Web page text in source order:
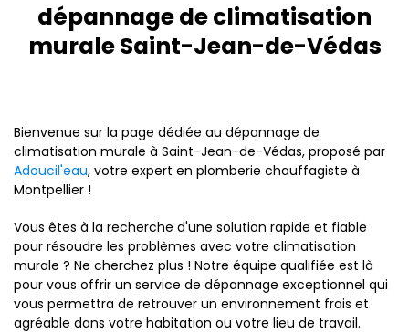
dépannage de climatisation
murale Saint-Jean-de-Védas
Bienvenue sur la page dédiée au dépannage de
climatisation murale à Saint-Jean-de-Védas, proposé par
Adoucil'eau, votre expert en plomberie chauffagiste à
Montpellier !
Vous êtes à la recherche d'une solution rapide et fiable
pour résoudre les problèmes avec votre climatisation
murale ? Ne cherchez plus ! Notre équipe qualifiée est là
pour vous offrir un service de dépannage exceptionnel qui
vous permettra de retrouver un environnement frais et
agréable dans votre habitation ou votre lieu de travail.